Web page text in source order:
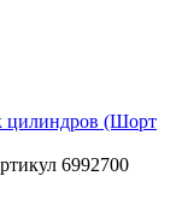
цилиндров (Шорт
6992700